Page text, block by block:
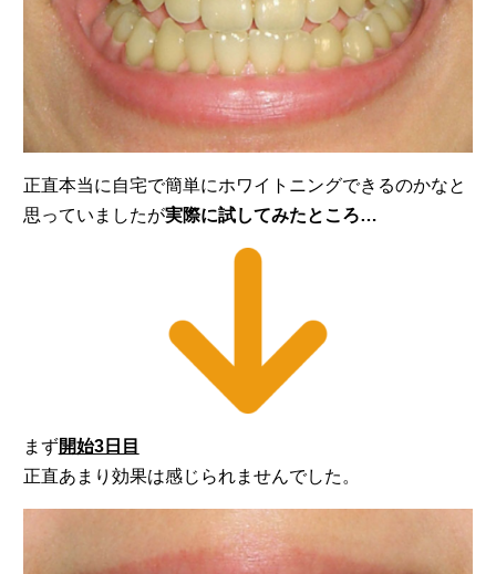
正直本当に自宅で簡単にホワイトニングできるのかなと
思っていましたが実際に試してみたところ…
まず開始3日目
正直あまり効果は感じられませんでした。